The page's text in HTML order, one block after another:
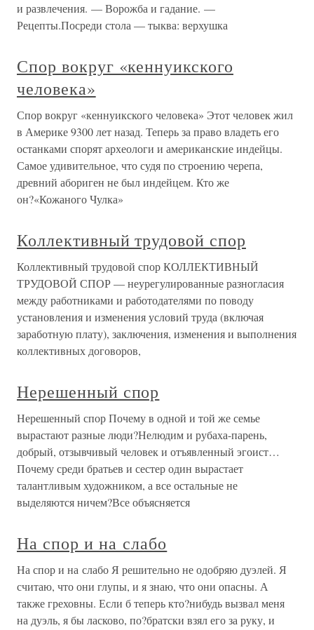
и развлечения. — Ворожба и гадание. —
Рецепты.Посреди стола — тыква: верхушка
Спор вокруг «кеннуикского
человека»
Спор вокруг «кеннуикского человека» Этот человек жил
в Америке 9300 лет назад. Теперь за право владеть его
останками спорят археологи и американские индейцы.
Самое удивительное, что судя по строению черепа,
древний абориген не был индейцем. Кто же
он?«Кожаного Чулка»
Коллективный трудовой спор
Коллективный трудовой спор КОЛЛЕКТИВНЫЙ
ТРУДОВОЙ СПОР — неурегулированные разногласия
между работниками и работодателями по поводу
установления и изменения условий труда (включая
заработную плату), заключения, изменения и выполнения
коллективных договоров,
Нерешенный спор
Нерешенный спор Почему в одной и той же семье
вырастают разные люди?Нелюдим и рубаха-парень,
добрый, отзывчивый человек и отъявленный эгоист…
Почему среди братьев и сестер один вырастает
талантливым художником, а все остальные не
выделяются ничем?Все объясняется
На спор и на слабо
На спор и на слабо Я решительно не одобряю дуэлей. Я
считаю, что они глупы, и я знаю, что они опасны. А
также греховны. Если б теперь кто?нибудь вызвал меня
на дуэль, я бы ласково, по?братски взял его за руку, и